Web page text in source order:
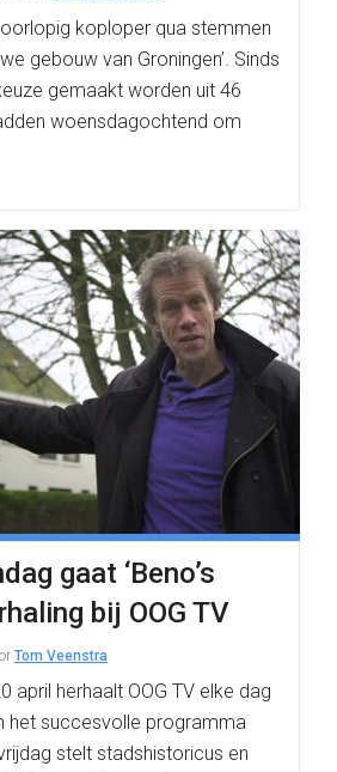
koploper qua stemmen
gebouw van Groningen’. Sinds
gemaakt worden uit 46
woensdagochtend om
gaat ‘Beno’s
bij OOG TV
Tom Veenstra
april herhaalt OOG TV elke dag
het succesvolle programma
vrijdag stelt stadshistoricus en